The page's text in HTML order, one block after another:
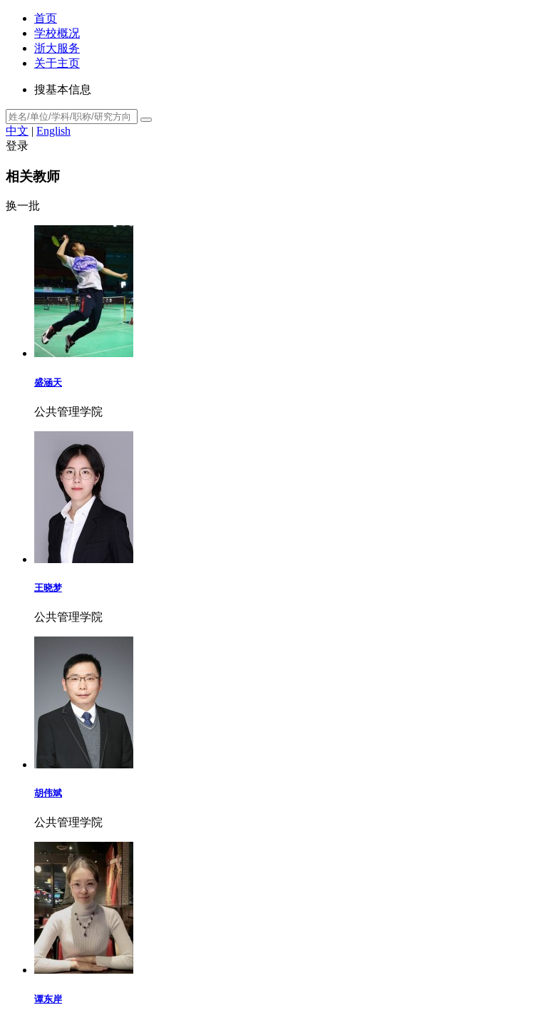
首页
学校概况
浙大服务
关于主页
搜基本信息
中文 | English
登录
相关教师
换一批
盛涵天
公共管理学院
王晓梦
公共管理学院
胡伟斌
公共管理学院
谭东岸